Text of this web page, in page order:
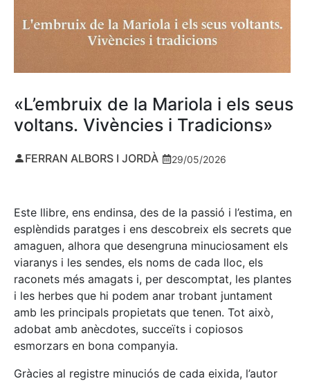
«L’embruix de la Mariola i els seus
voltans. Vivències i Tradicions»
FERRAN ALBORS I JORDÀ 29/05/2026
Este llibre, ens endinsa, des de la passió i l’estima, en
esplèndids paratges i ens descobreix els secrets que
amaguen, alhora que desengruna minuciosament els
viaranys i les sendes, els noms de cada lloc, els
raconets més amagats i, per descomptat, les plantes
i les herbes que hi podem anar trobant juntament
amb les principals propietats que tenen. Tot això,
adobat amb anècdotes, succeïts i copiosos
esmorzars en bona companyia.
Gràcies al registre minuciós de cada eixida, l’autor